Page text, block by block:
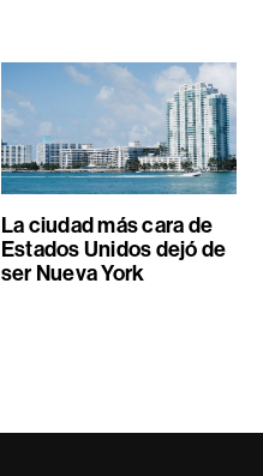
La ciudad más cara de
Estados Unidos dejó de
ser Nueva York